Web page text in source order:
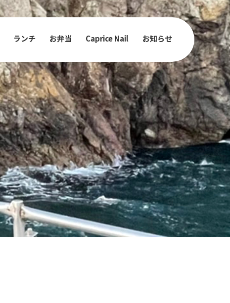
ランチ お弁当 Caprice Nail お知らせ